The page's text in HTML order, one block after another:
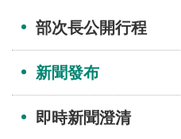
部次長公開行程
新聞發布
即時新聞澄清